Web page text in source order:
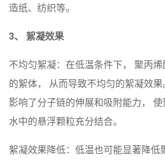
造纸、纺织等。
3、 絮凝效果
不均匀絮凝：在低温条件下， 聚丙
的絮体， 从而导致不均匀的絮凝效
影响了分子链的伸展和吸附能力，
水中的悬浮颗粒充分结合。
絮凝效果降低：低温也可能显著降低